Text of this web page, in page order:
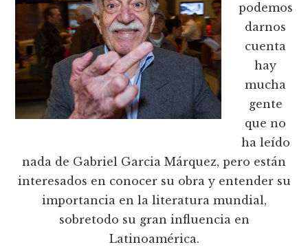
podemos
darnos
cuenta
hay
mucha
gente
que no
ha leído
nada de Gabriel Garcia Márquez, pero están
interesados en conocer su obra y entender su
importancia en la literatura mundial,
sobretodo su gran influencia en
Latinoamérica.